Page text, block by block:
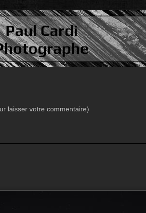
laisser votre commentaire)